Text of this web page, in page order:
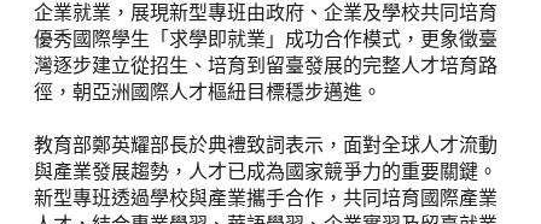
企業就業，展現新型專班由政府、企業及學校共同培育
優秀國際學生「求學即就業」成功合作模式，更象徵臺
灣逐步建立從招生、培育到留臺發展的完整人才培育路
徑，朝亞洲國際人才樞紐目標穩步邁進。
教育部鄭英耀部長於典禮致詞表示，面對全球人才流動
與產業發展趨勢，人才已成為國家競爭力的重要關鍵。
新型專班透過學校與產業攜手合作，共同培育國際產業